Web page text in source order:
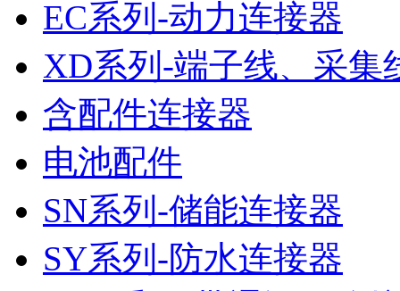
EC系列-动力连接器
XD系列-端子线、采集
含配件连接器
电池配件
SN系列-储能连接器
SY系列-防水连接器